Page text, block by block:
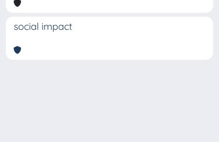
social impact